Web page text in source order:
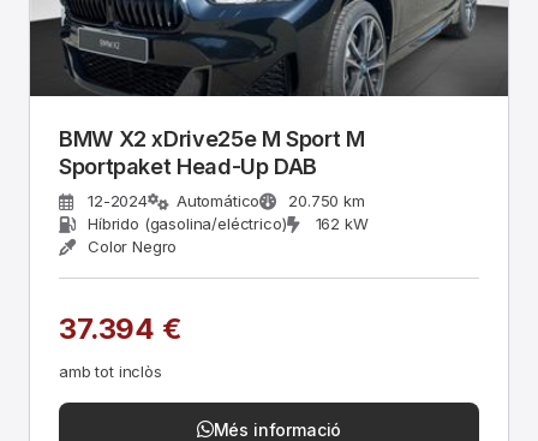
BMW X2 xDrive25e M Sport M
Sportpaket Head-Up DAB
12-2024 Automático
20.750 km
Híbrido (gasolina/eléctrico)
162 kW
Color Negro
37.394 €
amb tot inclòs
Més informació